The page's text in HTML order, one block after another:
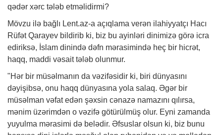
qədər xərc tələb etməlidirmi?
Mövzu ilə bağlı Lent.az-a açıqlama verən ilahiyyatçı Hacı
Rüfət Qarayev bildirib ki, biz bu ayinləri dinimizə görə icra
ediriksə, İslam dinində dəfn mərasimində heç bir hicrət,
haqq, maddi vəsait tələb olunmur.
"Hər bir müsəlmanın da vəzifəsidir ki, biri dünyasını
dəyişibsə, onu haqq dünyasına yola salaq. Əgər bir
müsəlman vəfat edən şəxsin cənazə namazını qılırsa,
mənim üzərimdən o vəzifə götürülmüş olur. Eyni zamanda
yuyulma mərasimi də belədir. Əfsuslar olsun ki, biz bunu